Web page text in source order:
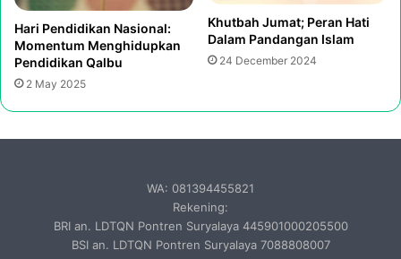
Hari Pendidikan Nasional:
Momentum Menghidupkan
Pendidikan Qalbu
2 May 2025
Khutbah Jumat; Peran Hati
Dalam Pandangan Islam
24 December 2024
WA: 081394455821
Rekening:
BRI an. LDTQN Pontren Suryalaya 445901000205500
BSI an. LDTQN Pontren Suryalaya 7088808007